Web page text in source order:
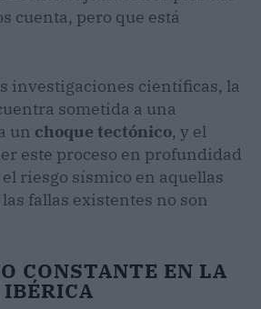
cuenta, pero que está
investigaciones científicas, la
sometida a una
un choque tectónico, y el
este proceso en profundidad
riesgo sísmico en aquellas
fallas existentes no son
CONSTANTE EN LA